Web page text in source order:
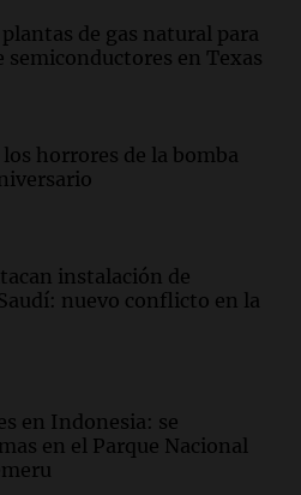
de gas natural para
semiconductores en Texas
horrores de la bomba
instalación de
nuevo conflicto en la
en Indonesia: se
en el Parque Nacional